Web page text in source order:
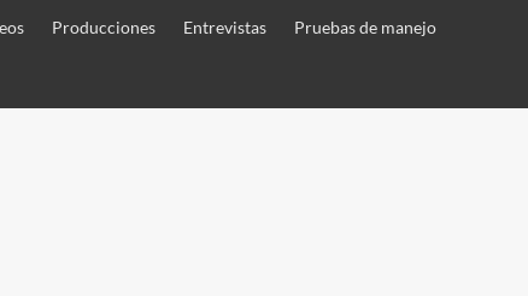
Producciones Entrevistas Pruebas de manejo